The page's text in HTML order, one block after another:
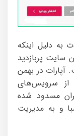
به دلیل اینکه
سایت پربازدید
آپارات در بهمن
از سرویس‌های
مسدود شده
و به مدیریت